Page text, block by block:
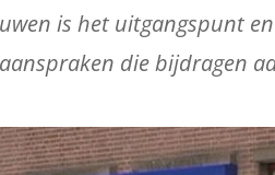
is het uitgangspunt
die bijdragen